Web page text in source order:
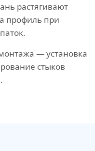
растягивают
профиль при
— установка
стыков